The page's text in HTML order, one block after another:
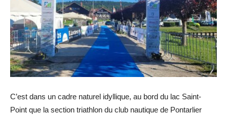
C’est dans un cadre naturel idyllique, au bord du lac Saint-
Point que la section triathlon du club nautique de Pontarlier